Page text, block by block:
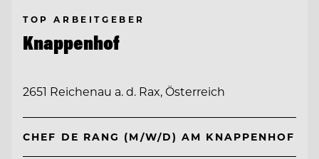
TOP ARBEITGEBER
Knappenhof
2651 Reichenau a. d. Rax, Österreich
CHEF DE RANG (M/W/D) AM KNAPPENHOF